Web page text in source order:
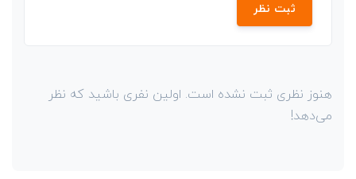
ثبت نظر
هنوز نظری ثبت نشده است. اولین نفری باشید که نظر
می‌دهد!